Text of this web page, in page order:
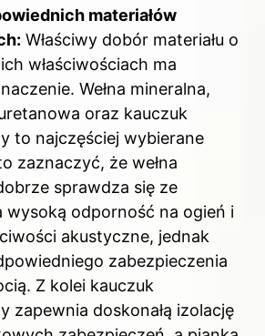
materiałów
Właściwy dobór materiału o
właściwościach ma
Wełna mineralna,
oraz kauczuk
to najczęściej wybierane
zaznaczyć, że wełna
sprawdza się ze
wysoką odporność na ogień i
akustyczne, jednak
zabezpieczenia
Z kolei kauczuk
zapewnia doskonałą izolację